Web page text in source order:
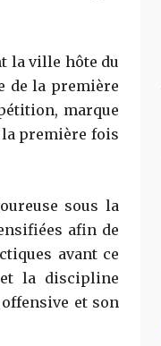
la ville hôte du
de la première
marque
la première fois
sous la
afin de
avant ce
et la discipline
et son